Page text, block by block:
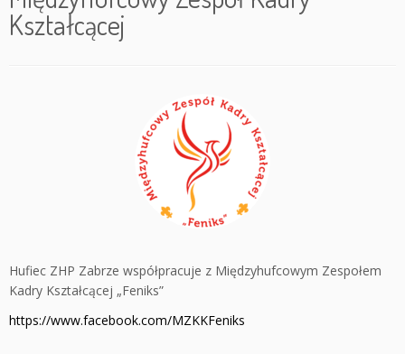
content
Kształcącej
Hufiec ZHP Zabrze współpracuje z Międzyhufcowym Zespołem
Kadry Kształcącej „Feniks”
https://www.facebook.com/MZKKFeniks